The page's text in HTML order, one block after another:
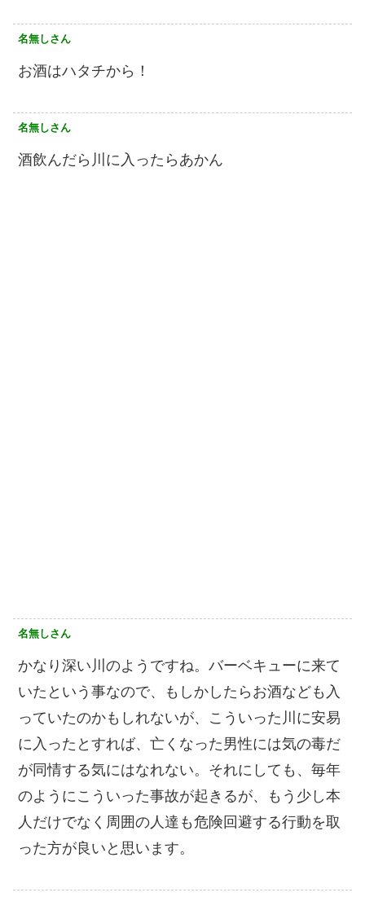
名無しさん
お酒はハタチから！
名無しさん
酒飲んだら川に入ったらあかん
名無しさん
かなり深い川のようですね。バーベキューに来て
いたという事なので、もしかしたらお酒なども入
っていたのかもしれないが、こういった川に安易
に入ったとすれば、亡くなった男性には気の毒だ
が同情する気にはなれない。それにしても、毎年
のようにこういった事故が起きるが、もう少し本
人だけでなく周囲の人達も危険回避する行動を取
った方が良いと思います。